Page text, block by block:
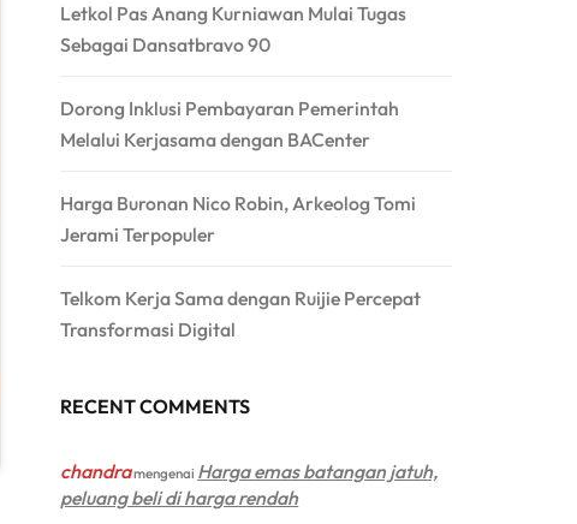
Letkol Pas Anang Kurniawan Mulai Tugas
Sebagai Dansatbravo 90
Dorong Inklusi Pembayaran Pemerintah
Melalui Kerjasama dengan BACenter
Harga Buronan Nico Robin, Arkeolog Tomi
Jerami Terpopuler
Telkom Kerja Sama dengan Ruijie Percepat
Transformasi Digital
RECENT COMMENTS
chandramengenai Harga emas batangan jatuh,
peluang beli di harga rendah